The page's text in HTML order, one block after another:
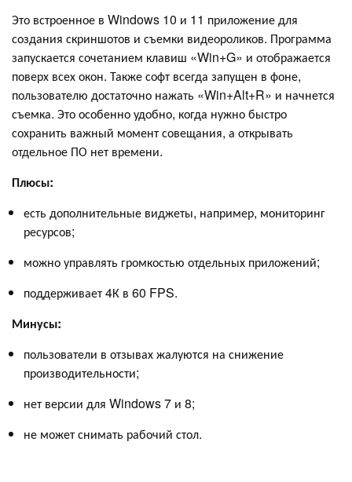
Это встроенное в Windows 10 и 11 приложение для
создания скриншотов и съемки видеороликов. Программа
запускается сочетанием клавиш «Win+G» и отображается
поверх всех окон. Также софт всегда запущен в фоне,
пользователю достаточно нажать «Win+Alt+R» и начнется
съемка. Это особенно удобно, когда нужно быстро
сохранить важный момент совещания, а открывать
отдельное ПО нет времени.
Плюсы:
есть дополнительные виджеты, например, мониторинг
ресурсов;
можно управлять громкостью отдельных приложений;
поддерживает 4К в 60 FPS.
Минусы:
пользователи в отзывах жалуются на снижение
производительности;
нет версии для Windows 7 и 8;
не может снимать рабочий стол.